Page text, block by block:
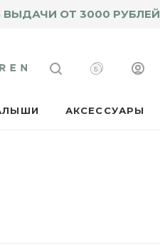
ОТ 3000 РУБЛЕЙ
АКСЕССУАРЫ